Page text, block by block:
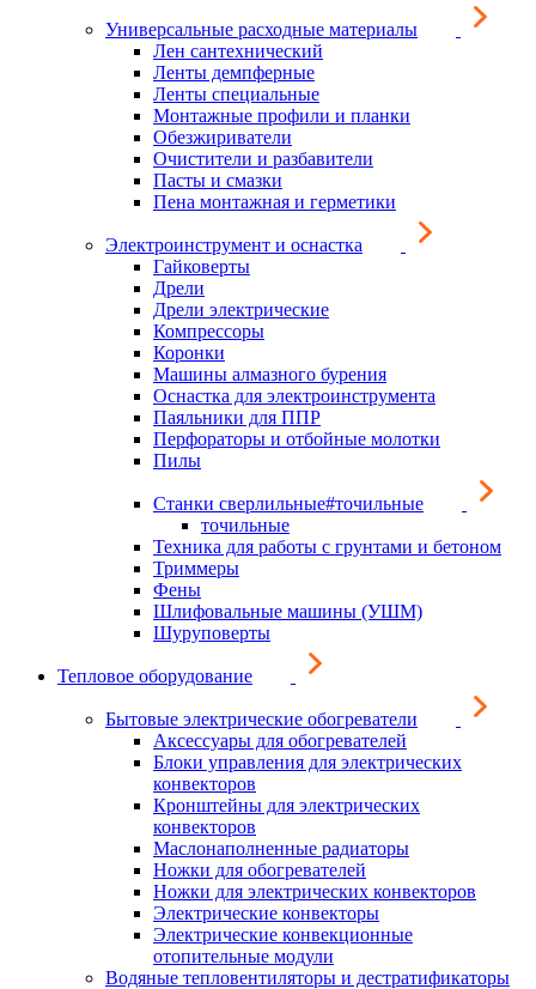
Универсальные расходные материалы
Лен сантехнический
Ленты демпферные
Ленты специальные
Монтажные профили и планки
Обезжириватели
Очистители и разбавители
Пасты и смазки
Пена монтажная и герметики
Электроинструмент и оснастка
Гайковерты
Дрели
Дрели электрические
Компрессоры
Коронки
Машины алмазного бурения
Оснастка для электроинструмента
Паяльники для ППР
Перфораторы и отбойные молотки
Пилы
Станки сверлильные#точильные
точильные
Техника для работы с грунтами и бетоном
Триммеры
Фены
Шлифовальные машины (УШМ)
Шуруповерты
Тепловое оборудование
Бытовые электрические обогреватели
Аксессуары для обогревателей
Блоки управления для электрических
конвекторов
Кронштейны для электрических
конвекторов
Маслонаполненные радиаторы
Ножки для обогревателей
Ножки для электрических конвекторов
Электрические конвекторы
Электрические конвекционные
отопительные модули
Водяные тепловентиляторы и дестратификаторы